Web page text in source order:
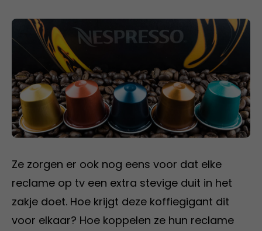
Ze zorgen er ook nog eens voor dat elke
reclame op tv een extra stevige duit in het
zakje doet. Hoe krijgt deze koffiegigant dit
voor elkaar? Hoe koppelen ze hun reclame